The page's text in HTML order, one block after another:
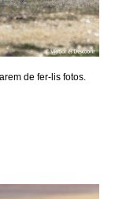
de fer-lis fotos.